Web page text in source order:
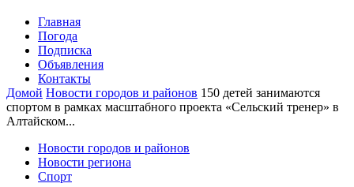
Главная
Погода
Подписка
Объявления
Контакты
Домой Новости городов и районов 150 детей занимаются
спортом в рамках масштабного проекта «Сельский тренер» в
Алтайском...
Новости городов и районов
Новости региона
Спорт